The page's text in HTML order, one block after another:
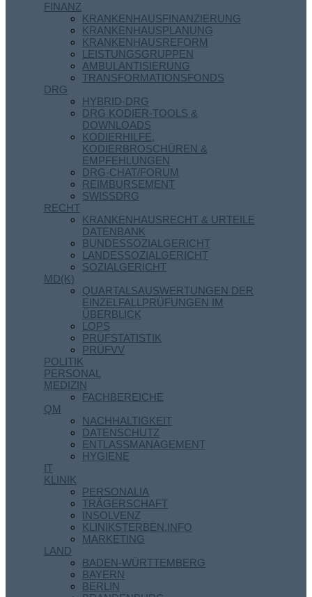
FINANZ
KRANKENHAUSFINANZIERUNG
KRANKENHAUSPLANUNG
KRANKENHAUSREFORM
LEISTUNGSGRUPPEN
AMBULANTISIERUNG
TRANSFORMATIONSFONDS
DRG
HYBRID-DRG
DRG KODIER-TOOLS &
DOWNLOADS
KODIERHILFE,
KODIERBROSCHÜREN &
EMPFEHLUNGEN
DRG-CHAT/FORUM
REIMBURSEMENT
SWISSDRG
RECHT
KRANKENHAUSRECHT & URTEILE
DATENBANK
BUNDESSOZIALGERICHT
LANDESSOZIALGERICHT
SOZIALGERICHT
MD(K)
QUARTALSAUSWERTUNGEN DER
EINZELFALLPRÜFUNGEN IM
ÜBERBLICK
LOPS
PRÜFSTATISTIK
PRÜFVV
POLITIK
PERSONAL
MEDIZIN
FACHBEREICHE
QM
NACHHALTIGKEIT
DATENSCHUTZ
ENTLASSMANAGEMENT
HYGIENE
IT
KLINIK
PERSONALIA
TRÄGERSCHAFT
INSOLVENZ
KLINIKSTERBEN.INFO
MARKETING
LAND
BADEN-WÜRTTEMBERG
BAYERN
BERLIN